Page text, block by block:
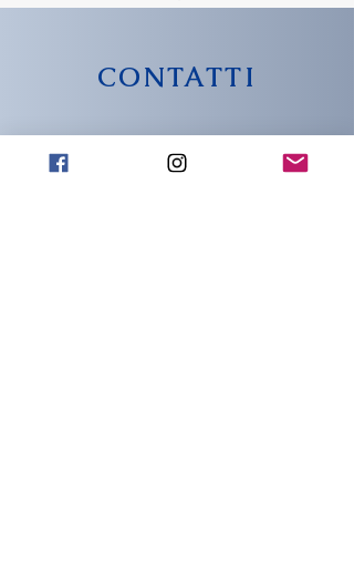
CONTATTI
info@wachtmeister-